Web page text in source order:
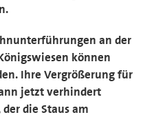
an der
können
Ihre Vergrößerung für
jetzt verhindert
die Staus am